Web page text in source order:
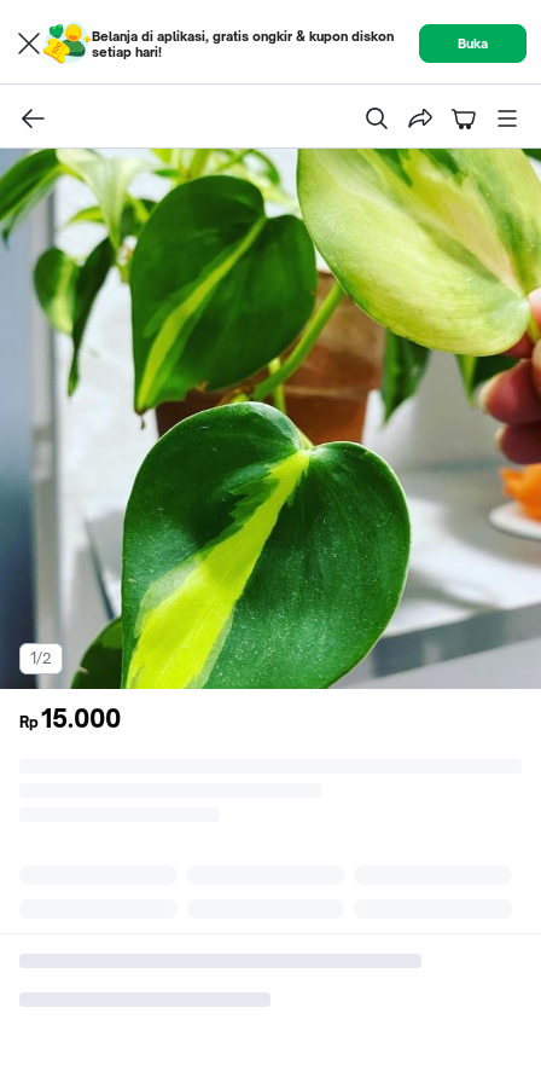
Belanja di aplikasi, gratis ongkir & kupon diskon
setiap hari!
Buka
1/2
Rp15.000